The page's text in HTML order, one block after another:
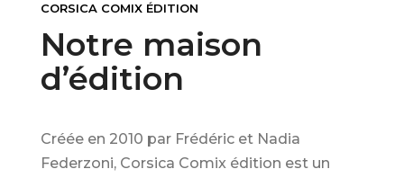
CORSICA COMIX ÉDITION
Notre maison
d’édition
Créée en 2010 par Frédéric et Nadia
Federzoni, Corsica Comix édition est un